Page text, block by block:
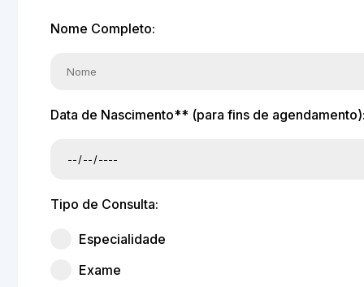
Nome Completo:
Data de Nascimento** (para fins de
Tipo de Consulta:
Especialidade
Exame